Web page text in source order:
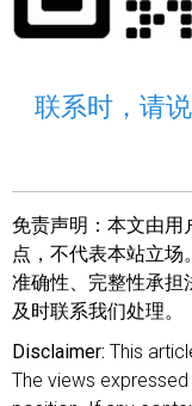
联系时，请
免责声明： 本文由用
点，不代表本站立
准确性、完整性承担
及时联系我们处理。
Disclaimer: This
The views